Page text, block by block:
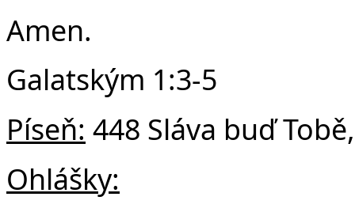
Amen.
Galatským 1:3-5
Píseň: 448 Sláva buď
Ohlášky: